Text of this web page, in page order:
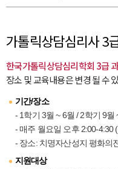
가톨릭상담심리사 3
한국가톨릭상담심리학회 3급
장소 및 교육내용은 변경 될 수
기간/장소
- 1학기 3월 ~ 6월 / 2학기 9월
- 매주 월요일 오후 2:00-4:30
- 장소: 치명자산성지 평화의
지원대상